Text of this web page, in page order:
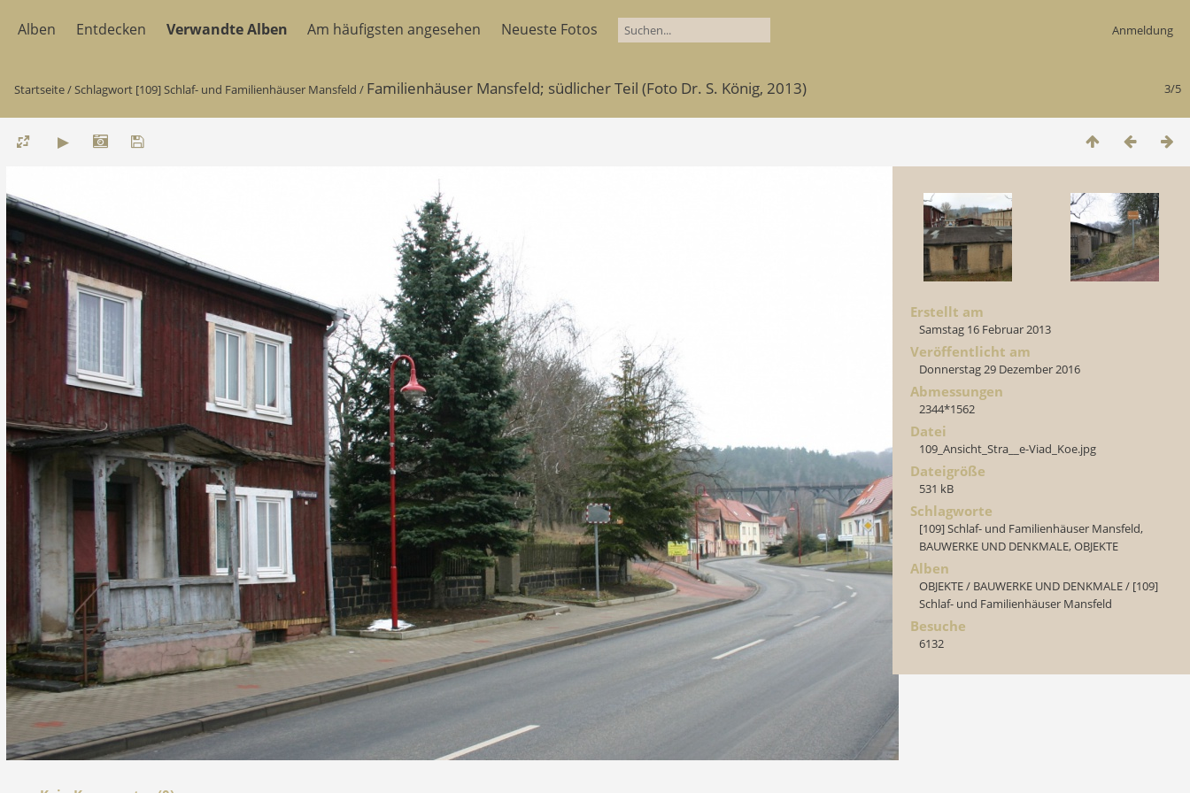
Alben Entdecken Verwandte Alben Am häufigsten angesehen Neueste Fotos Anmeldung
3/5
Startseite/Schlagwort [109] Schlaf- und Familienhäuser Mansfeld / Familienhäuser Mansfeld; südlicher Teil (Foto Dr. S. König, 2013)
Erstellt am
Samstag 16 Februar 2013
Veröffentlicht am
Donnerstag 29 Dezember 2016
Abmessungen
2344*1562
Datei
109_Ansicht_Stra__e-Viad_Koe.jpg
Dateigröße
531 kB
Schlagworte
[109] Schlaf- und Familienhäuser Mansfeld,
BAUWERKE UND DENKMALE,OBJEKTE
Alben
OBJEKTE/ BAUWERKE UND DENKMALE/ [109]
Schlaf- und Familienhäuser Mansfeld
Besuche
6132